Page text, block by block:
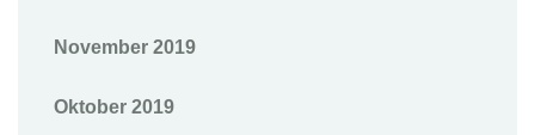
November 2019
Oktober 2019